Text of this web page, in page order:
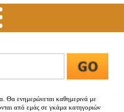
Θα ενημερώνεται καθημερινά με
από εμάς σε γκάμα κατηγοριών